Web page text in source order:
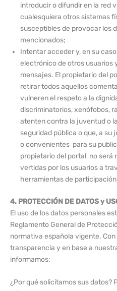
introducir o difundir en la red
cualesquiera otros sistemas
susceptibles de provocar los
mencionados;
Intentar acceder y, en su
electrónico de otros usuarios
mensajes. El propietario del
retirar todos aquellos
vulneren el respeto a la
discriminatorios, xenófobos,
atenten contra la juventud o
seguridad pública o que, a su
o convenientes para su
propietario del portal no será
vertidas por los usuarios a
herramientas de
4. PROTECCIÓN DE DATOS y
El uso de los datos personales
Reglamento General de
normativa española vigente.
transparencia y en base a
informamos:
¿Por qué solicitamos sus datos?